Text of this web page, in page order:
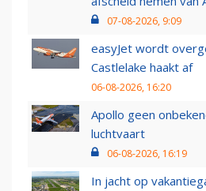
07-08-2026, 9:09
easyJet wordt
Castlelake haakt af
06-08-2026, 16:20
Apollo geen
luchtvaart
06-08-2026, 16:19
In jacht op